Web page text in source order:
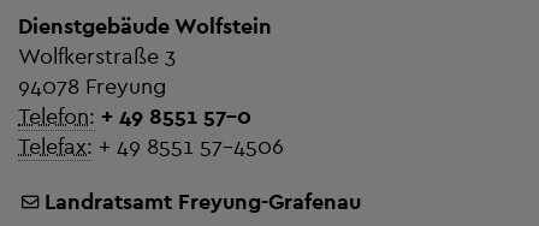
Dienstgebäude Wolfstein
Wolfkerstraße 3
94078 Freyung
Telefon: + 49 8551 57-0
Telefax: + 49 8551 57-4506
Landratsamt Freyung-Grafenau